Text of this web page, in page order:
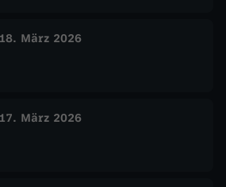
März 2026
März 2026